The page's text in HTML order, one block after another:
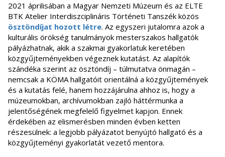
2021 áprilisában a Magyar Nemzeti Múzeum és az ELTE
BTK Atelier Interdiszciplináris Történeti Tanszék közös
ösztöndíjat hozott létre. Az egyszeri jutalomra azok a
kulturális örökség tanulmányok mesterszakos hallgatók
pályázhatnak, akik a szakmai gyakorlatuk keretében
közgyűjteményekben végeznek kutatást. Az alapítók
szándéka szerint az ösztöndíj – túlmutatva önmagán –
nemcsak a KÖMA hallgatóit orientálná a közgyűjtemények
és a kutatás felé, hanem hozzájárulna ahhoz is, hogy a
múzeumokban, archívumokban zajló háttérmunka a
jelentőségének megfelelő figyelmet kapjon. Ennek
érdekében az elismerésben minden évben ketten
részesülnek: a legjobb pályázatot benyújtó hallgató és a
közgyűjteményi gyakorlatát vezető mentora.